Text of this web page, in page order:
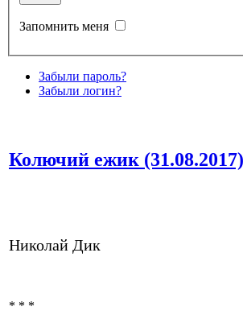
Запомнить меня
Забыли пароль?
Забыли логин?
Колючий ежик (31.08.2017)
Николай Дик
* * *